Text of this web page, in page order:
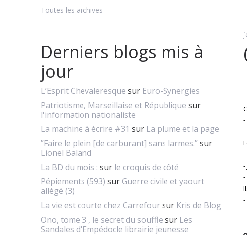
Toutes les archives
Derniers blogs mis à
jour
L’Esprit Chevaleresque sur Euro-Synergies
Patriotisme, Marseillaise et République sur
l'information nationaliste
La machine à écrire #31 sur La plume et la page
”Faire le plein [de carburant] sans larmes.”sur
Lionel Baland
La BD du mois : sur le croquis de côté
Pépiements (593) sur Guerre civile et yaourt
allégé (3)
La vie est courte chez Carrefoursur Kris de Blog
Ono, tome 3 , le secret du souffle sur Les
Sandales d'Empédocle librairie jeunesse
-
-
-
-
-
-
-